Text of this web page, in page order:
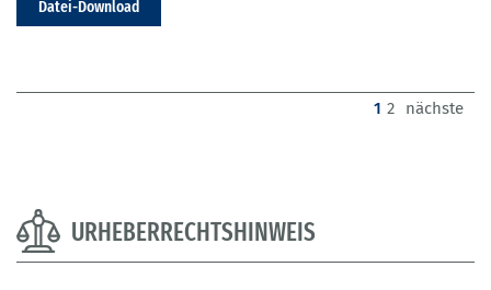
Datei-Download
1 (current)
2 nächste
URHEBERRECHTSHINWEIS